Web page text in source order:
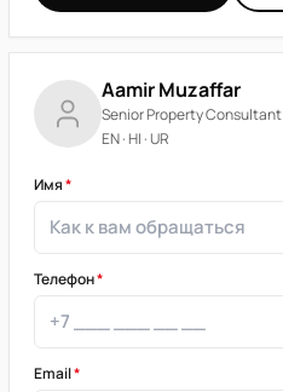
Aamir Muzaffar
Senior Property Consultant
EN · HI · UR
Имя*
Телефон*
Email*